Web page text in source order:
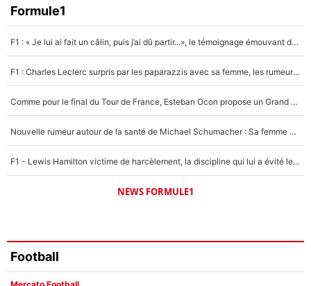
Faris Moumbagna
5%
Un autre joueur
5%
Formule1
F1 : « Je lui ai fait un câlin, puis j’ai dû partir...», le témoignage émouvant de Max Verstappen sur sa fille
F1 : Charles Leclerc surpris par les paparazzis avec sa femme, les rumeurs étaient vraies !
Comme pour le final du Tour de France, Esteban Ocon propose un Grand Prix de Formule 1 à Paris : «Autour de l’Arc de Triomphe, ce serait génial» !
Nouvelle rumeur autour de la santé de Michael Schumacher : Sa femme Corinna sort du silence
F1 - Lewis Hamilton victime de harcèlement, la discipline qui lui a évité le pire : «J'aurais probablement mal tourné»
NEWS FORMULE1
Football